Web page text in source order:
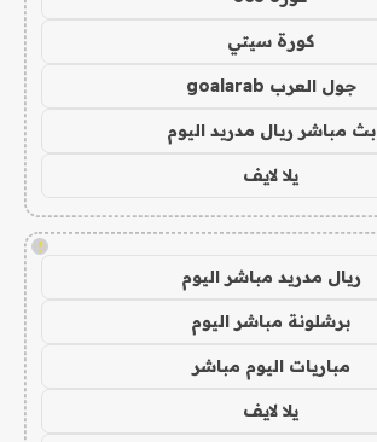
كورة سيتي
جول العرب goalarab
بث مباشر ريال مدريد اليوم
يلا لايف
!
ريال مدريد مباشر اليوم
برشلونة مباشر اليوم
مباريات اليوم مباشر
يلا لايف